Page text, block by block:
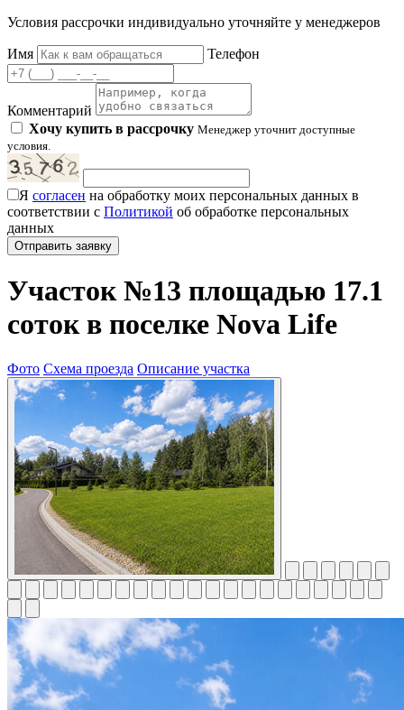
Условия рассрочки индивидуально уточняйте у менеджеров
Имя Телефон
Комментарий
Хочу купить в рассрочку Менеджер уточнит доступные
условия.
Я согласен на обработку моих персональных данных в
соответствии с Политикой об обработке персональных
данных
Участок №13 площадью 17.1
соток в поселке Nova Life
Фото Схема проезда Описание участка